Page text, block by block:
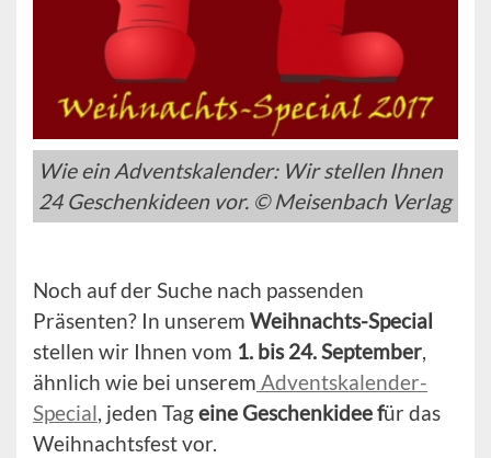
Wie ein Adventskalender: Wir stellen Ihnen
24 Geschenkideen vor. © Meisenbach Verlag
Noch auf der Suche nach passenden
Präsenten? In unserem Weihnachts-Special
stellen wir Ihnen vom 1. bis 24. September,
ähnlich wie bei unserem Adventskalender-
Special, jeden Tageine Geschenkidee für das
Weihnachtsfest vor.